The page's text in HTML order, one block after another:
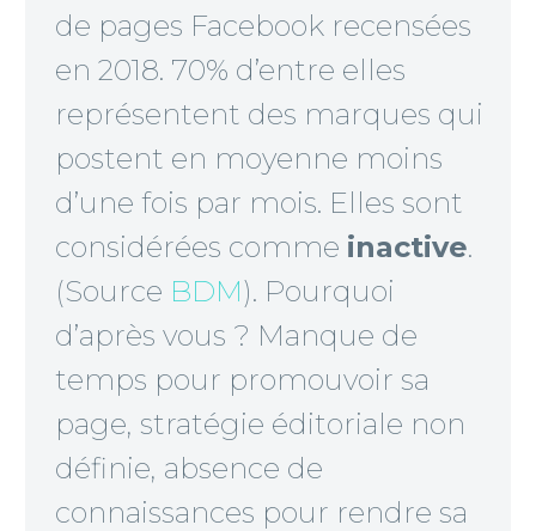
de pages Facebook recensées
en 2018. 70% d’entre elles
représentent des marques qui
postent en moyenne moins
d’une fois par mois. Elles sont
considérées comme inactive.
(Source BDM). Pourquoi
d’après vous ? Manque de
temps pour promouvoir sa
page, stratégie éditoriale non
définie, absence de
connaissances pour rendre sa